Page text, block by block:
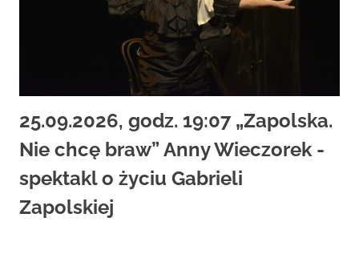
25.09.2026, godz. 19:07 „Zapolska.
Nie chcę braw” Anny Wieczorek -
spektakl o życiu Gabrieli
Zapolskiej